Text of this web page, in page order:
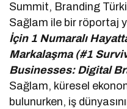
Summit, Branding
Sağlam ile bir röportaj
İçin 1 Numaralı
Markalaşma (#1
Businesses: Digital
Sağlam, küresel
bulunurken, iş